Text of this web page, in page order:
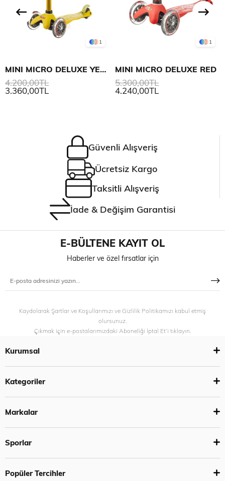
1
MINI MICRO DELUXE YELLOW
3.360,00TL
4.200,00TL
1
MINI MICRO DELUXE RED
4.240,00TL
5.300,00TL
Güvenli Alışveriş
Ücretsiz Kargo
Taksitli Alışveriş
İade & Değişim Garantisi
E-BÜLTENE KAYIT OL
Haberler ve özel fırsatlar için
Kaydolarak Şartlar ve Koşullarımızı ve Gizlilik Politikamızı kabul etmiş
olursunuz.
Çıkmak için e-postalarımızdaki Aboneliği İptal Et’i tıklayın.
Kurumsal
Kategoriler
Markalar
Sporlar
Popüler Tercihler